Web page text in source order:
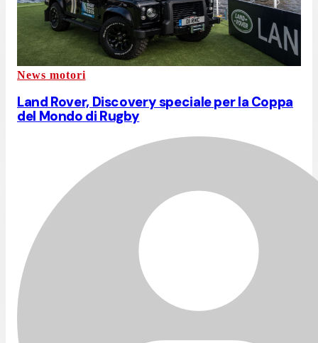
News motori
Land Rover, Discovery speciale per la Coppa
del Mondo di Rugby